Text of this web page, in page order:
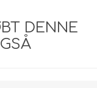
DENNE